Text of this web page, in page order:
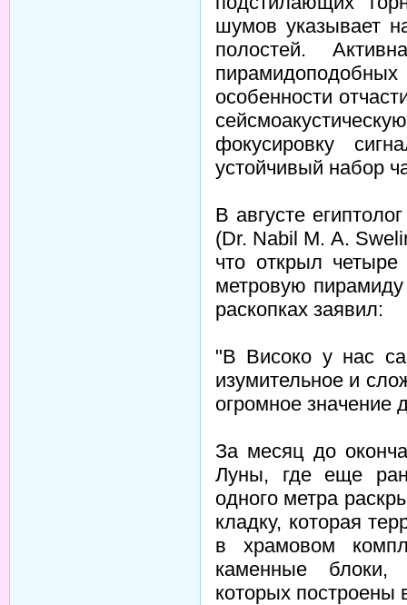
шумов указывает
полостей.
особенности
фокусировку
устойчивый набор
В августе
(Dr. Nabil M. A.
что открыл
метровую
раскопках заявил:
"В Високо у нас
изумительное и
огромное значение
За месяц до
Луны, где еще
одного метра
кладку, которая
в храмовом
каменные
которых построены